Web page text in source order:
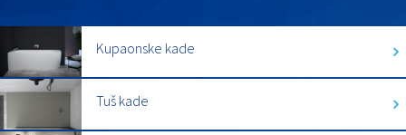
Kupaonske kade
Tuš kade